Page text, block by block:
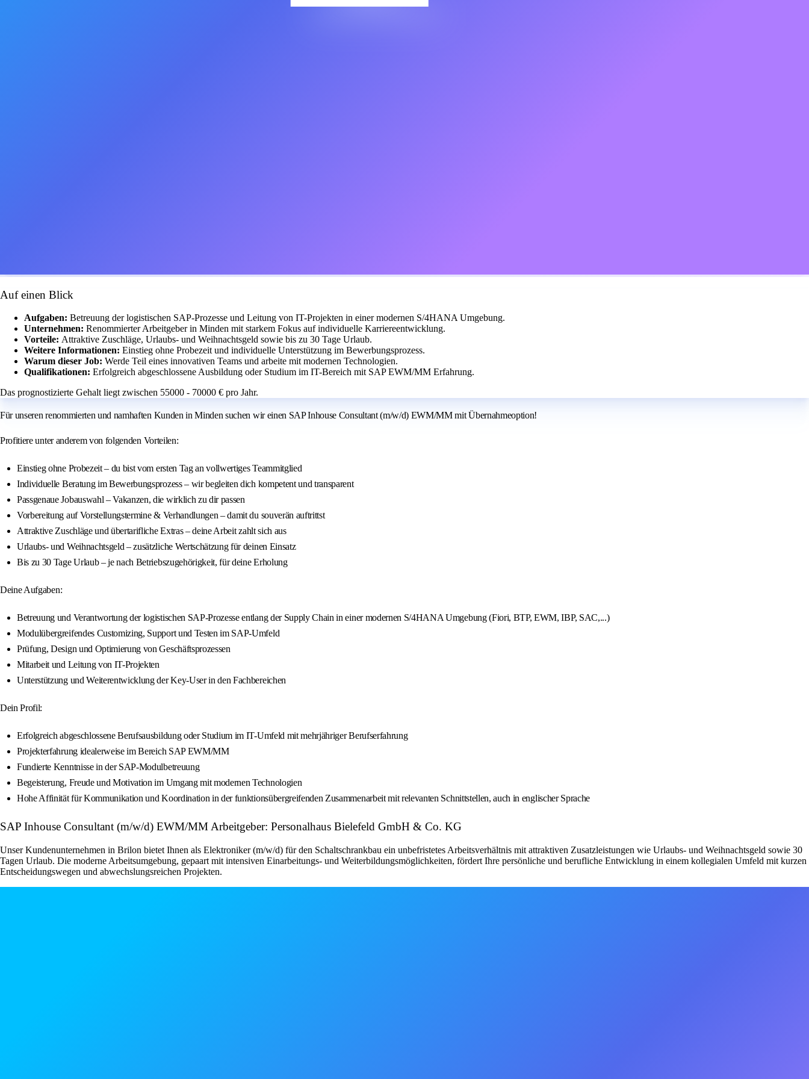
Auf einen Blick
Aufgaben: Betreuung der logistischen SAP-Prozesse und Leitung von IT-Projekten in einer modernen S/4HANA Umgebung.
Unternehmen: Renommierter Arbeitgeber in Minden mit starkem Fokus auf individuelle Karriereentwicklung.
Vorteile: Attraktive Zuschläge, Urlaubs- und Weihnachtsgeld sowie bis zu 30 Tage Urlaub.
Weitere Informationen: Einstieg ohne Probezeit und individuelle Unterstützung im Bewerbungsprozess.
Warum dieser Job: Werde Teil eines innovativen Teams und arbeite mit modernen Technologien.
Qualifikationen: Erfolgreich abgeschlossene Ausbildung oder Studium im IT-Bereich mit SAP EWM/MM Erfahrung.
Das prognostizierte Gehalt liegt zwischen 55000 - 70000 € pro Jahr.
Für unseren renommierten und namhaften Kunden in Minden suchen wir einen SAP Inhouse Consultant (m/w/d) EWM/MM mit Übernahmeoption!
Profitiere unter anderem von folgenden Vorteilen:
Einstieg ohne Probezeit – du bist vom ersten Tag an vollwertiges Teammitglied
Individuelle Beratung im Bewerbungsprozess – wir begleiten dich kompetent und transparent
Passgenaue Jobauswahl – Vakanzen, die wirklich zu dir passen
Vorbereitung auf Vorstellungstermine & Verhandlungen – damit du souverän auftrittst
Attraktive Zuschläge und übertarifliche Extras – deine Arbeit zahlt sich aus
Urlaubs- und Weihnachtsgeld – zusätzliche Wertschätzung für deinen Einsatz
Bis zu 30 Tage Urlaub – je nach Betriebszugehörigkeit, für deine Erholung
Deine Aufgaben:
Betreuung und Verantwortung der logistischen SAP-Prozesse entlang der Supply Chain in einer modernen S/4HANA Umgebung (Fiori, BTP, EWM, IBP, SAC,...)
Modulübergreifendes Customizing, Support und Testen im SAP-Umfeld
Prüfung, Design und Optimierung von Geschäftsprozessen
Mitarbeit und Leitung von IT-Projekten
Unterstützung und Weiterentwicklung der Key-User in den Fachbereichen
Dein Profil:
Erfolgreich abgeschlossene Berufsausbildung oder Studium im IT-Umfeld mit mehrjähriger Berufserfahrung
Projekterfahrung idealerweise im Bereich SAP EWM/MM
Fundierte Kenntnisse in der SAP-Modulbetreuung
Begeisterung, Freude und Motivation im Umgang mit modernen Technologien
Hohe Affinität für Kommunikation und Koordination in der funktionsübergreifenden Zusammenarbeit mit relevanten Schnittstellen, auch in englischer Sprache
SAP Inhouse Consultant (m/w/d) EWM/MM Arbeitgeber: Personalhaus Bielefeld GmbH & Co. KG
Unser Kundenunternehmen in Brilon bietet Ihnen als Elektroniker (m/w/d) für den Schaltschrankbau ein unbefristetes Arbeitsverhältnis mit attraktiven Zusatzleistungen wie Urlaubs- und Weihnachtsgeld sowie 30
Tagen Urlaub. Die moderne Arbeitsumgebung, gepaart mit intensiven Einarbeitungs- und Weiterbildungsmöglichkeiten, fördert Ihre persönliche und berufliche Entwicklung in einem kollegialen Umfeld mit kurzen
Entscheidungswegen und abwechslungsreichen Projekten.